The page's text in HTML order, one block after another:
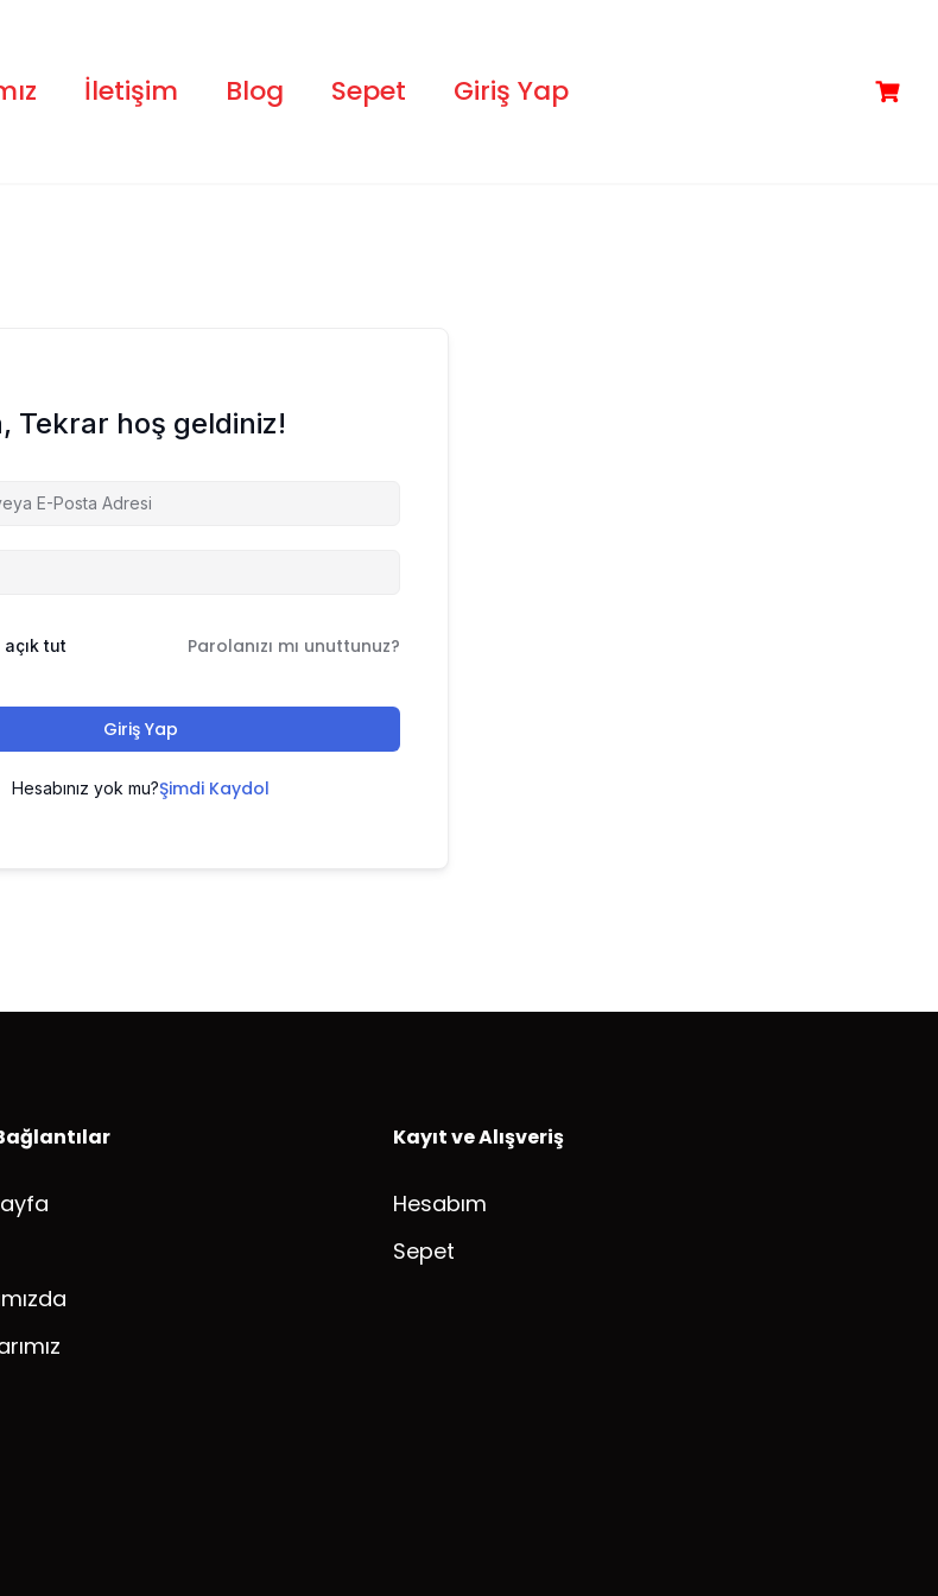
İletişim Blog Sepet Giriş Yap
Tekrar hoş geldiniz!
tut Parolanızı mı unuttunuz?
Giriş Yap
Hesabınız yok mu?Şimdi Kaydol
Bağlantılar Kayıt ve Alışveriş
Hesabım
Sepet